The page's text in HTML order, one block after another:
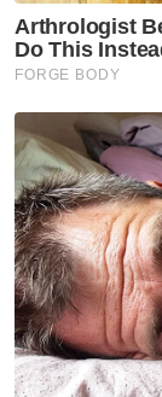
Md Raus
apabila
Ketua
pada 1 April
Di